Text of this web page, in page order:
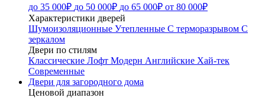
до 35 000₽ до 50 000₽ до 65 000₽ от 80 000₽
Характеристики дверей
Шумоизоляционные Утепленные С терморазрывом С
зеркалом
Двери по стилям
Классические Лофт Модерн Английские Хай-тек
Современные
Двери для загородного дома
Ценовой диапазон